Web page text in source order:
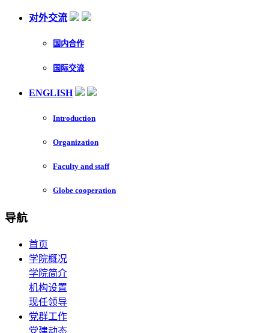
对外交流
国内合作
国际交流
ENGLISH
Introduction
Organization
Faculty and staff
Globe cooperation
导航
首页
学院概况
学院简介
机构设置
现任领导
党群工作
党建动态